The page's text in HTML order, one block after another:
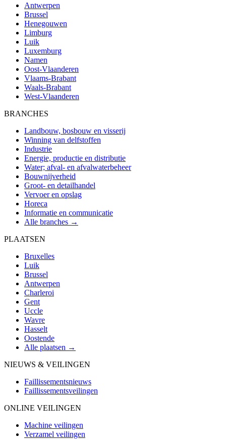
Antwerpen
Brussel
Henegouwen
Limburg
Luik
Luxemburg
Namen
Oost-Vlaanderen
Vlaams-Brabant
Waals-Brabant
West-Vlaanderen
BRANCHES
Landbouw, bosbouw en visserij
Winning van delfstoffen
Industrie
Energie, productie en distributie
Water; afval- en afvalwaterbeheer
Bouwnijverheid
Groot- en detailhandel
Vervoer en opslag
Horeca
Informatie en communicatie
Alle branches →
PLAATSEN
Bruxelles
Luik
Brussel
Antwerpen
Charleroi
Gent
Uccle
Wavre
Hasselt
Oostende
Alle plaatsen →
NIEUWS & VEILINGEN
Faillissementsnieuws
Faillissementsveilingen
ONLINE VEILINGEN
Machine veilingen
Verzamel veilingen